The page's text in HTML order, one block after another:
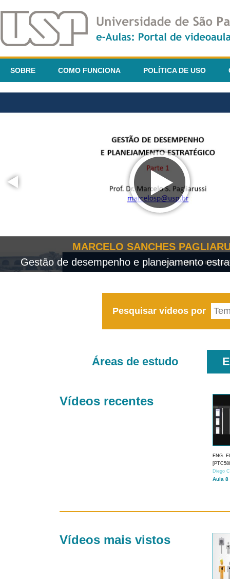
SOBRE COMO FUNCIONA POLÍTICA DE USO
MARCELO SANCHES
Gestão de desempenho e planejamento
Pesquisar vídeos por
Áreas de estudo
Vídeos recentes
ENG.
Diego
Aula 8
Vídeos mais vistos